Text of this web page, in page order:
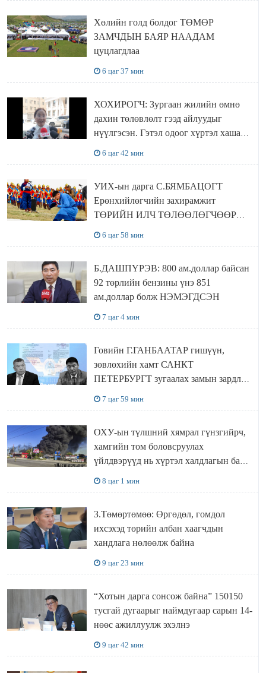
Хөлийн голд болдог ТӨМӨР
ЗАМЧДЫН БАЯР НААДАМ
цуцлагдлаа
6 цаг 37 мин
ХОХИРОГЧ: Зургаан жилийн өмнө
дахин төлөвлөлт гээд айлуудыг
нүүлгэсэн. Гэтэл одоог хүртэл хашаа
6 цаг 42 мин
УИХ-ын дарга С.БЯМБАЦОГТ
Ерөнхийлөгчийн захирамжит
ТӨРИЙН ИЛЧ ТӨЛӨӨЛӨГЧӨӨР
6 цаг 58 мин
Б.ДАШПҮРЭВ: 800 ам.доллар байсан
92 төрлийн бензины үнэ 851
ам.доллар болж НЭМЭГДСЭН
7 цаг 4 мин
Говийн Г.ГАНБААТАР гишүүн,
зөвлөхийн хамт САНКТ
ПЕТЕРБУРГТ зугаалах замын зардлаа
7 цаг 59 мин
ОХУ-ын түлшний хямрал гүнзгийрч,
хамгийн том боловсруулах
үйлдвэрүүд нь хүртэл халдлагын бай
8 цаг 1 мин
З.Төмөртөмөө: Өргөдөл, гомдол
ихсэхэд төрийн албан хаагчдын
хандлага нөлөөлж байна
9 цаг 23 мин
“Хотын дарга сонсож байна” 150150
тусгай дугаарыг наймдугаар сарын 14-
нөөс ажиллуулж эхэлнэ
9 цаг 42 мин